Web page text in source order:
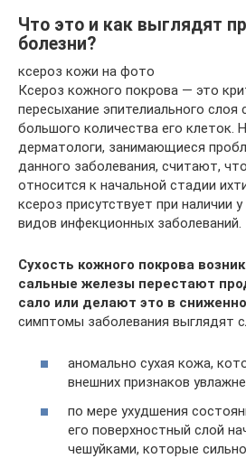
Что это и как выглядят
болезни?
ксероз кожи на фото
Ксероз кожного покрова — это
пересыхание эпителиального слоя
большого количества его клеток.
дерматологи, занимающиеся
данного заболевания, считают,
относится к начальной стадии
ксероз присутствует при наличии
видов инфекционных заболеваний.
Сухость кожного покрова
сальные железы перестают
сало или делают это в
симптомы заболевания выглядят
аномально сухая кожа,
внешних признаков
по мере ухудшения
его поверхностный слой
чешуйками, которые